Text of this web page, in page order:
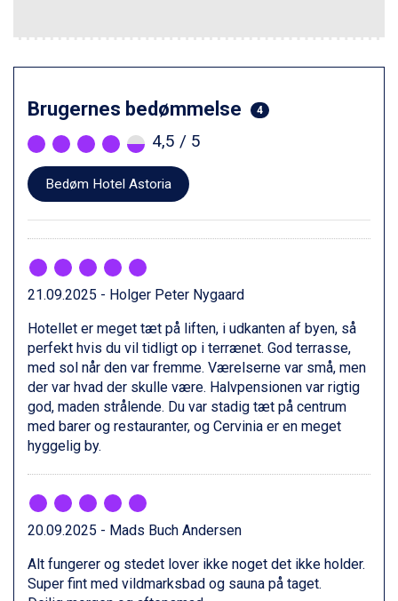
Champoluc fra DKK 3.795
Sestriere fra DKK 4.395
Fieberbrunn fra DKK 6.145
Wagrain fra DKK 4.645
Ischgl fra DKK 7.095
St. Anton fra DKK 7.245
Zell am See fra DKK 4.095
Canazei fra DKK 4.745
Livigno fra DKK 4.145
Ponte di Legno fra DKK 4.745
Bad Gastein fra DKK 4.195
Sauze dOulx fra DKK 4.045
Arabba fra DKK 7.045
La Thuile fra DKK 4.595
Val Thorens fra DKK 5.395
Cervinia fra DKK 5.295
Passo Tonale fra DKK 3.795
Saalbach fra DKK 5.945
Sölden fra DKK 8.445
Champoluc fra DKK 3.795
Sestriere fra DKK 4.395
Wagrain fra DKK 4.645
Ischgl fra DKK 7.095
Brugernes bedømmelse 4
4,5 / 5
Bedøm Hotel Astoria
21.09.2025 - Holger Peter Nygaard
Hotellet er meget tæt på liften, i udkanten af byen, så
perfekt hvis du vil tidligt op i terrænet. God terrasse,
med sol når den var fremme. Værelserne var små, men
der var hvad der skulle være. Halvpensionen var rigtig
god, maden strålende. Du var stadig tæt på centrum
med barer og restauranter, og Cervinia er en meget
hyggelig by.
20.09.2025 - Mads Buch Andersen
Alt fungerer og stedet lover ikke noget det ikke holder.
Super fint med vildmarksbad og sauna på taget.